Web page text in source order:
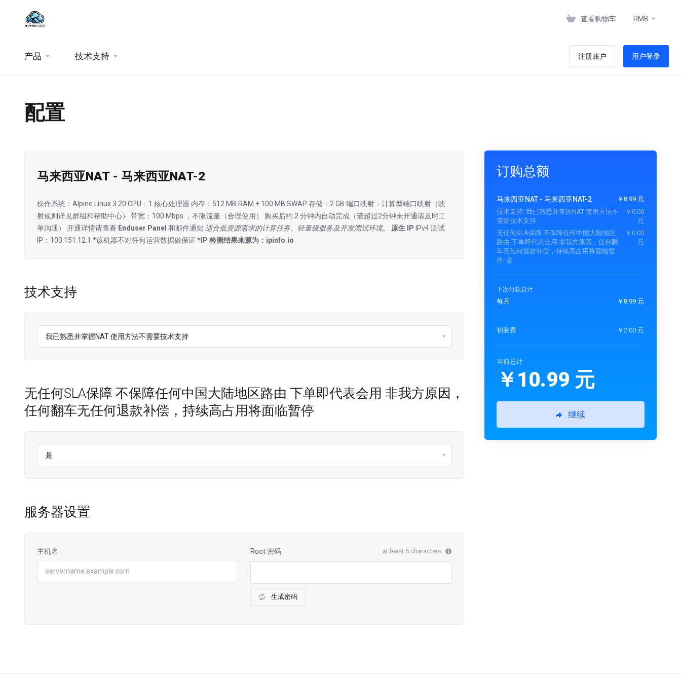
查看购物车 RMB
产品 技术支持 注册账户 用户登录
配置
马来西亚NAT - 马来西亚NAT-2
操作系统：Alpine Linux 3.20 CPU：1 核心处理器 内存：512 MB RAM + 100 MB SWAP 存储：2 GB 端口映射：计算型端口映射（映
射规则详见群组和帮助中心） 带宽：100 Mbps ，不限流量（合理使用） 购买后约 2 分钟内自动完成（若超过2分钟未开通请及时工
单沟通） 开通详情请查看 Enduser Panel 和邮件通知 适合低资源需求的计算任务、轻量级服务及开发测试环境。 原生 IP IPv4 测试
IP：103.151.12.1 *该机器不对任何运营数据做保证 *IP 检测结果来源为：ipinfo.io
技术支持
无任何SLA保障 不保障任何中国大陆地区路由 下单即代表会用 非我方原因，
任何翻车无任何退款补偿，持续高占用将面临暂停
服务器设置
主机名 Root 密码 at least 5 characters
生成密码
订购总额
马来西亚NAT - 马来西亚NAT-2
￥8.99 元
技术支持: 我已熟悉并掌握NAT 使用方法不
需要技术支持
￥0.00
元
无任何SLA保障 不保障任何中国大陆地区
路由 下单即代表会用 非我方原因，任何翻
车无任何退款补偿，持续高占用将面临暂
停: 是
￥0.00
元
下次付款总计
每月 ￥8.99 元
初装费 ￥2.00 元
当前总计
￥10.99 元
继续